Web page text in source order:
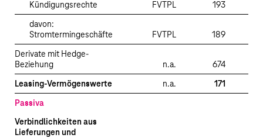
Kündigungsrechte
FVTPL 193
davon:
Stromtermingeschäfte
FVTPL 189
Derivate mit Hedge-
Beziehung
n.a. 674
Leasing-Vermögenswerte n.a. 171
Passiva
Verbindlichkeiten aus
Lieferungen und